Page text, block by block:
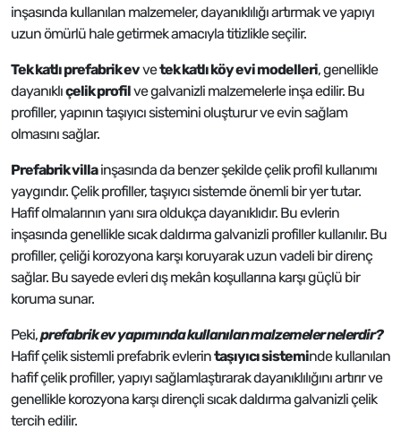
inşasında kullanılan malzemeler, dayanıklılığı artırmak ve yapıyı
uzun ömürlü hale getirmek amacıyla titizlikle seçilir.
Tek katlı prefabrik evvetek katlı köy evi modelleri, genellikle
dayanıklıçelik profilve galvanizli malzemelerle inşa edilir. Bu
profiller, yapının taşıyıcı sistemini oluşturur ve evin sağlam
olmasını sağlar.
Prefabrik villainşasında da benzer şekilde çelik profil kullanımı
yaygındır. Çelik profiller, taşıyıcı sistemde önemli bir yer tutar.
Hafif olmalarının yanı sıra oldukça dayanıklıdır. Bu evlerin
inşasında genellikle sıcak daldırma galvanizli profiller kullanılır. Bu
profiller, çeliği korozyona karşı koruyarak uzun vadeli bir direnç
sağlar. Bu sayede evleri dış mekân koşullarına karşı güçlü bir
koruma sunar.
Peki,prefabrik ev yapımında kullanılan malzemeler nelerdir?
Hafif çelik sistemli prefabrik evlerintaşıyıcı sisteminde kullanılan
hafif çelik profiller, yapıyı sağlamlaştırarak dayanıklılığını artırır ve
genellikle korozyona karşı dirençli sıcak daldırma galvanizli çelik
tercih edilir.